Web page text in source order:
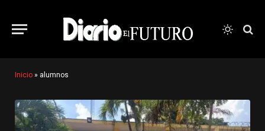
Inicio » alumnos